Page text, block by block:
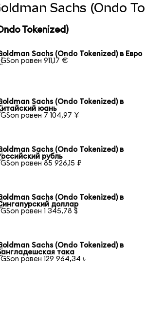
Goldman Sachs (Ondo
Tokenized)
Sachs (Ondo Tokenized) в Евро
GSon равен 911,17 €
Sachs (Ondo Tokenized) в
юань
GSon равен 7 104,97 ¥
Sachs (Ondo Tokenized) в
рубль
GSon равен 85 926,15 ₽
Sachs (Ondo Tokenized) в
доллар
GSon равен 1 345,78 $
Sachs (Ondo Tokenized) в
така
GSon равен 129 964,34 ৳